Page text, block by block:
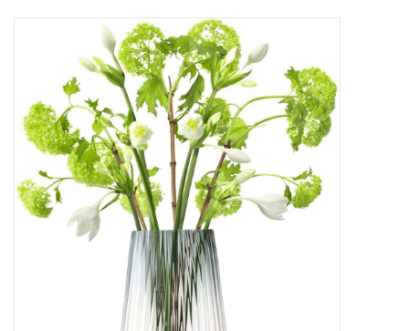
Koffie & Thee
Bar & Wijn